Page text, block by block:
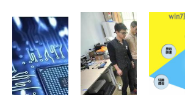
大不容忽視
的發展趨勢
——重慶計
算機軟硬件
級 咨詢監
控范圍拓展
與實踐案例
解讀——重
力信創
高質量
——重慶
算機軟硬